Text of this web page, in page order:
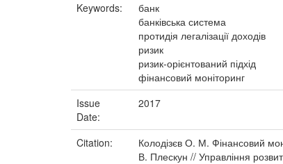
Keywords:
банк
банківська система
протидія легалізації доходів
ризик
ризик-орієнтований підхід
фінансовий моніторинг
Issue
Date:
2017
Citation:
Колодізєв О. М. Фінансовий
В. Плескун // Управління